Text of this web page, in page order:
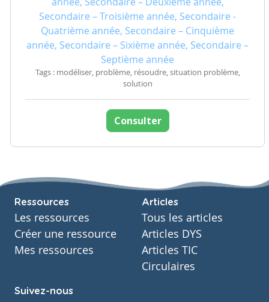
Secondaire – Troisième année, Secondaire -
Quatrième année, Secondaire – Cinquième
année, Secondaire – Sixième année, Secondaire –
Septième année
Tags : modéliser, problème, résoudre, situation problème,
solution
Consulter
Ressources
Les ressources
Créer une ressource
Mes ressources
Articles
Tous les articles
Articles DYS
Articles TIC
Circulaires
Suivez-nous